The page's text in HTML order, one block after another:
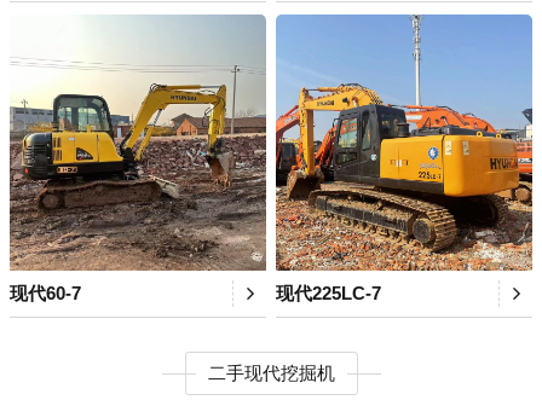
现代60-7 现代225LC-7
二手现代挖掘机